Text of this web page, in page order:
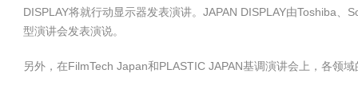
DISPLAY将就行动显示器发表演讲。JAPAN DISPLAY由Toshiba
型演讲会发表演说。
另外，在FilmTech Japan和PLASTIC JAPAN基调演讲会上，各领